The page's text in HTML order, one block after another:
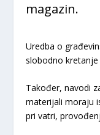
magazin.
Uredba o
slobodno kretanje
Također, navodi
materijali moraju
pri vatri,